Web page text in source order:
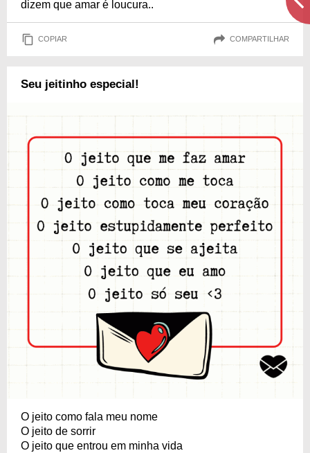
dizem que amar é loucura..
COPIAR COMPARTILHAR
Seu jeitinho especial!
O jeito como fala meu nome
O jeito de sorrir
O jeito que entrou em minha vida